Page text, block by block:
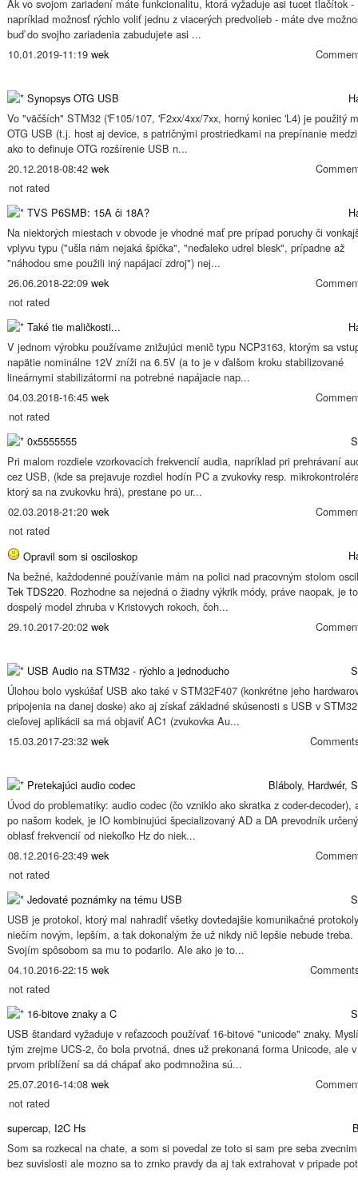
Ak vo svojom zariadení máte funkcionalitu, ktorá vyžaduje asi tucet tlačítok -
napríklad možnosť rýchlo voliť jednu z viacerých predvolieb - máte dve
buď do svojho zariadenia zabudujete asi ...
10.01.2019-11:19 wek
Synopsys OTG USB
Vo "väčších" STM32 ('F105/107, 'F2xx/4xx/7xx, horný koniec 'L4) je použitý
OTG USB (t.j. host aj device, s patričnými prostriedkami na prepínanie
ako to definuje OTG rozšírenie USB n...
20.12.2018-08:42 wek
not rated
TVS P6SMB: 15A či 18A?
Na niektorých miestach v obvode je vhodné mať pre prípad poruchy či
vplyvu typu ("ušla nám nejaká špička", "neďaleko udrel blesk", prípadne až
"náhodou sme použili iný napájací zdroj") nej...
26.06.2018-22:09 wek
not rated
Také tie maličkosti...
V jednom výrobku používame znižujúci menič typu NCP3163, ktorým sa
napätie nominálne 12V zníži na 6.5V (a to je v ďalšom kroku stabilizované
lineárnymi stabilizátormi na potrebné napájacie nap...
04.03.2018-16:45 wek
not rated
0x5555555
Pri malom rozdiele vzorkovacích frekvencií audia, napríklad pri prehrávaní
cez USB, (kde sa prejavuje rozdiel hodín PC a zvukovky resp.
ktorý sa na zvukovku hrá), prestane po ur...
02.03.2018-21:20 wek
not rated
Opravil som si osciloskop
Na bežné, každodenné používanie mám na polici nad pracovným stolom
Tek TDS220. Rozhodne sa nejedná o žiadny výkrik módy, práve naopak, je
dospelý model zhruba v Kristovych rokoch, čoh...
29.10.2017-20:02 wek
USB Audio na STM32 - rýchlo a jednoducho
Úlohou bolo vyskúšať USB ako také v STM32F407 (konkrétne jeho
pripojenia na danej doske) ako aj získať základné skúsenosti s USB v
cieľovej aplikácii sa má objaviť AC1 (zvukovka Au...
15.03.2017-23:32 wek
Pretekajúci audio codec Bláboly, Hardwér,
Úvod do problematiky: audio codec (čo vzniklo ako skratka z coder-decoder),
po našom kodek, je IO kombinujúci špecializovaný AD a DA prevodník
oblasť frekvencií od niekoľko Hz do niek...
08.12.2016-23:49 wek
not rated
Jedovaté poznámky na tému USB
USB je protokol, ktorý mal nahradiť všetky dovtedajšie komunikačné protokoly
niečím novým, lepším, a tak dokonalým že už nikdy nič lepšie nebude treba.
Svojím spôsobom sa mu to podarilo. Ale ako je to...
04.10.2016-22:15 wek
not rated
16-bitove znaky a C
USB štandard vyžaduje v reťazcoch používať 16-bitové "unicode" znaky.
tým zrejme UCS-2, čo bola prvotná, dnes už prekonaná forma Unicode, ale v
prvom priblížení sa dá chápať ako podmnožina sú...
25.07.2016-14:08 wek
not rated
supercap, I2C Hs
Som sa rozkecal na chate, a som si povedal ze toto si sam pre seba
bez suvislosti ale mozno sa to zrnko pravdy da aj tak extrahovat v pripade